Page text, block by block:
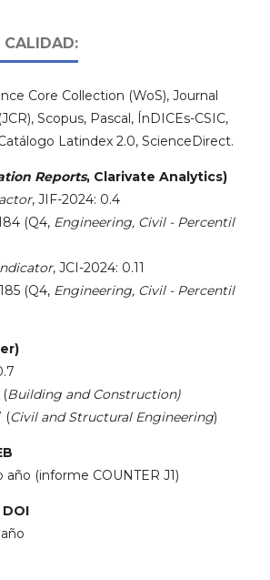
CALIDAD:
Core Collection (WoS), Journal
Scopus, Pascal, ÍnDICEs-CSIC,
Latindex 2.0, ScienceDirect.
Reports, Clarivate Analytics)
, JIF-2024: 0.4
(Q4, Engineering, Civil - Percentil
, JCI-2024: 0.11
(Q4, Engineering, Civil - Percentil
(Building and Construction)
(Civil and Structural Engineering)
(informe COUNTER J1)
DOI